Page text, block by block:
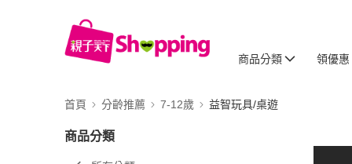
商品分類 領優惠
首頁 分齡推薦 7-12歲 益智玩具/桌遊
商品分類